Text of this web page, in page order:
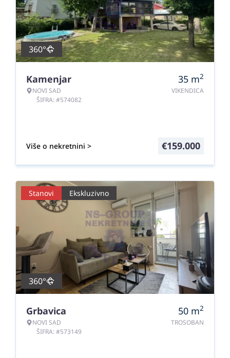
360°
Kamenjar
NOVI SAD
ŠIFRA: #574082
35 m2
VIKENDICA
Više o nekretnini > €159.000
Stanovi Ekskluzivno
360°
Grbavica
NOVI SAD
ŠIFRA: #573149
50 m2
TROSOBAN